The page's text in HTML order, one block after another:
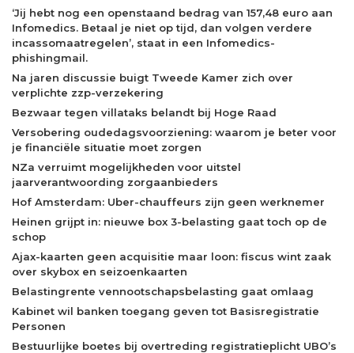
‘Jij hebt nog een openstaand bedrag van 157,48 euro aan
Infomedics. Betaal je niet op tijd, dan volgen verdere
incassomaatregelen’, staat in een Infomedics-
phishingmail.
Na jaren discussie buigt Tweede Kamer zich over
verplichte zzp-verzekering
Bezwaar tegen villataks belandt bij Hoge Raad
Versobering oudedagsvoorziening: waarom je beter voor
je financiële situatie moet zorgen
NZa verruimt mogelijkheden voor uitstel
jaarverantwoording zorgaanbieders
Hof Amsterdam: Uber-chauffeurs zijn geen werknemer
Heinen grijpt in: nieuwe box 3-belasting gaat toch op de
schop
Ajax-kaarten geen acquisitie maar loon: fiscus wint zaak
over skybox en seizoenkaarten
Belastingrente vennootschapsbelasting gaat omlaag
Kabinet wil banken toegang geven tot Basisregistratie
Personen
Bestuurlijke boetes bij overtreding registratieplicht UBO’s